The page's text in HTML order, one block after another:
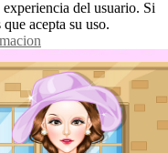
del usuario. Si
acepta su uso.